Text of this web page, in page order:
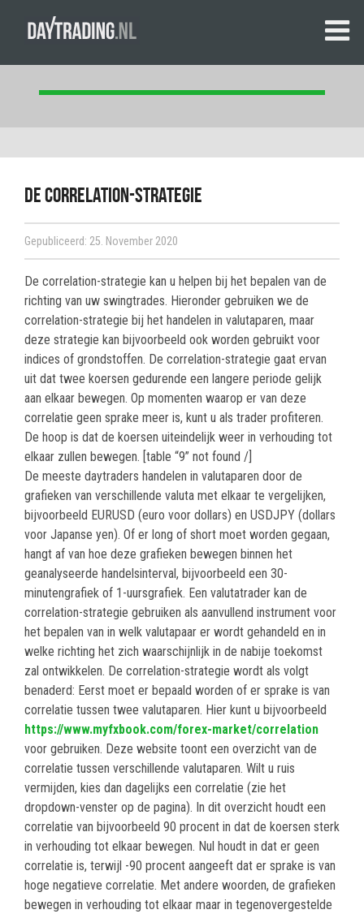
De correlation-strategie
Gepubliceerd: 25. November 2020
De correlation-strategie kan u helpen bij het bepalen van de
richting van uw swingtrades. Hieronder gebruiken we de
correlation-strategie bij het handelen in valutaparen, maar
deze strategie kan bijvoorbeeld ook worden gebruikt voor
indices of grondstoffen. De correlation-strategie gaat ervan
uit dat twee koersen gedurende een langere periode gelijk
aan elkaar bewegen. Op momenten waarop er van deze
correlatie geen sprake meer is, kunt u als trader profiteren.
De hoop is dat de koersen uiteindelijk weer in verhouding tot
elkaar zullen bewegen. [table “9” not found /]
De meeste daytraders handelen in valutaparen door de
grafieken van verschillende valuta met elkaar te vergelijken,
bijvoorbeeld EURUSD (euro voor dollars) en USDJPY (dollars
voor Japanse yen). Of er long of short moet worden gegaan,
hangt af van hoe deze grafieken bewegen binnen het
geanalyseerde handelsinterval, bijvoorbeeld een 30-
minutengrafiek of 1-uursgrafiek. Een valutatrader kan de
correlation-strategie gebruiken als aanvullend instrument voor
het bepalen van in welk valutapaar er wordt gehandeld en in
welke richting het zich waarschijnlijk in de nabije toekomst
zal ontwikkelen. De correlation-strategie wordt als volgt
benaderd: Eerst moet er bepaald worden of er sprake is van
correlatie tussen twee valutaparen. Hier kunt u bijvoorbeeld
https://www.myfxbook.com/forex-market/correlation
voor gebruiken. Deze website toont een overzicht van de
correlatie tussen verschillende valutaparen. Wilt u ruis
vermijden, kies dan dagelijks een correlatie (zie het
dropdown-venster op de pagina). In dit overzicht houdt een
correlatie van bijvoorbeeld 90 procent in dat de koersen sterk
in verhouding tot elkaar bewegen. Nul houdt in dat er geen
correlatie is, terwijl -90 procent aangeeft dat er sprake is van
hoge negatieve correlatie. Met andere woorden, de grafieken
bewegen in verhouding tot elkaar maar in tegenovergestelde